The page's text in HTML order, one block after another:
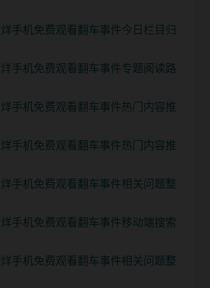
手机免费观看翻车事件今日栏目归
手机免费观看翻车事件专题阅读路
手机免费观看翻车事件热门内容推
手机免费观看翻车事件热门内容推
手机免费观看翻车事件相关问题整
手机免费观看翻车事件移动端搜索
手机免费观看翻车事件相关问题整